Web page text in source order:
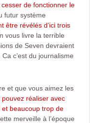
de fonctionner le
futur système
être révélés d’ici trois
vous livre la terrible
de Seven devraient
c’est du journalisme
et que vous aimez les
réaliser avec
et beaucoup trop de
merveille à l’époque